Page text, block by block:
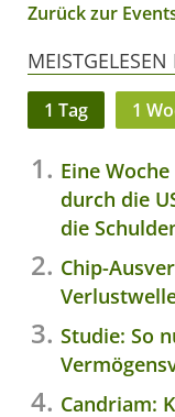
Zurück zur
1 Tag 1
Eine
durch die
die
Chip-
Studie: So
Candriam: